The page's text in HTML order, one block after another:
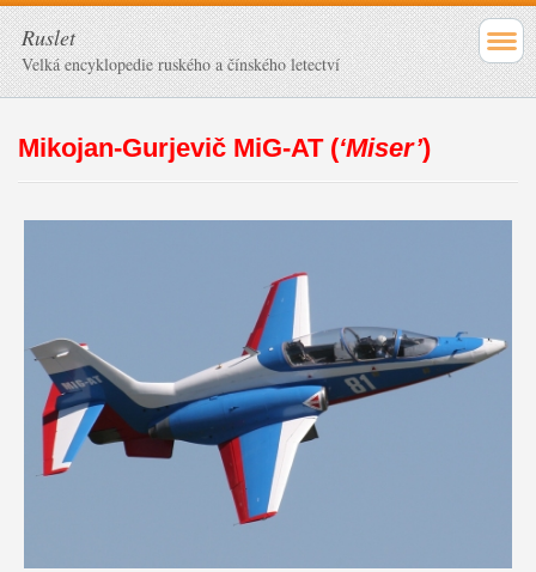
Ruslet
Velká encyklopedie ruského a čínského letectví
Mikojan-Gurjevič MiG-AT (‘Miser’)